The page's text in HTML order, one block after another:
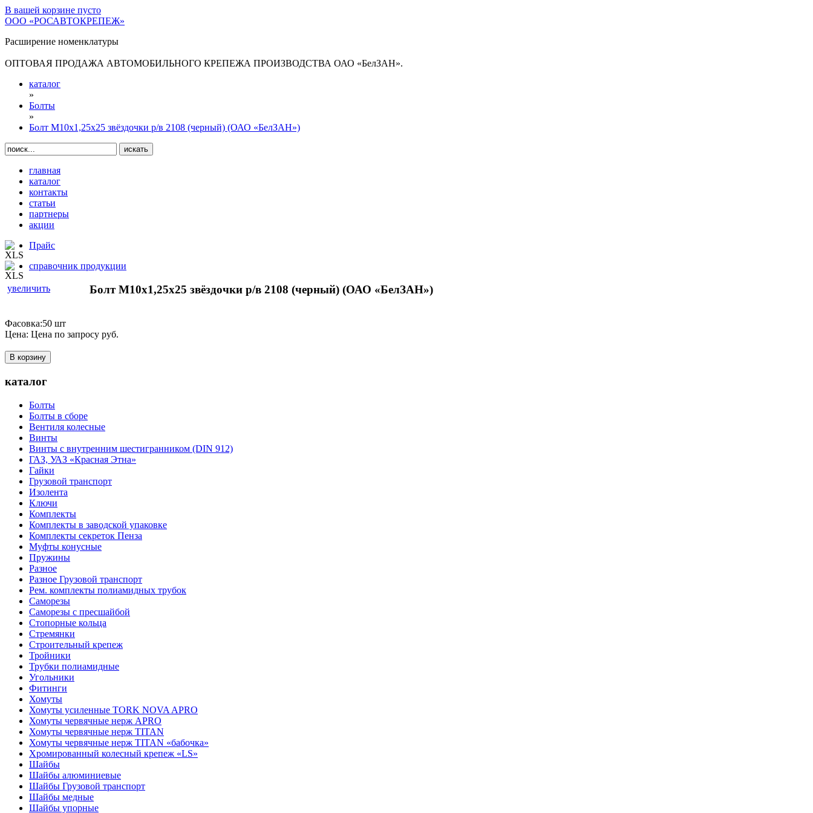
В вашей корзине пусто
ООО «РОСАВТОКРЕПЕЖ»
Расширение номенклатуры
ОПТОВАЯ ПРОДАЖА АВТОМОБИЛЬНОГО КРЕПЕЖА ПРОИЗВОДСТВА ОАО «БелЗАН».
каталог
»
Болты
»
Болт М10х1,25х25 звёздочки р/в 2108 (черный) (ОАО «БелЗАН»)
главная
каталог
контакты
статьи
партнеры
акции
Прайс
справочник продукции
увеличить Болт М10х1,25х25 звёздочки р/в 2108 (черный) (ОАО «БелЗАН»)
Фасовка:50 шт
Цена: Цена по запросу руб.
В корзину
каталог
Болты
Болты в сборе
Вентиля колесные
Винты
Винты с внутренним шестигранником (DIN 912)
ГАЗ, УАЗ «Красная Этна»
Гайки
Грузовой транспорт
Изолента
Ключи
Комплекты
Комплекты в заводской упаковке
Комплекты секреток Пенза
Муфты конусные
Пружины
Разное
Разное Грузовой транспорт
Рем. комплекты полиамидных трубок
Саморезы
Саморезы с пресшайбой
Стопорные кольца
Стремянки
Строительный крепеж
Тройники
Трубки полиамидные
Угольники
Фитинги
Хомуты
Хомуты усиленные TORK NOVA APRO
Хомуты червячные нерж APRO
Хомуты червячные нерж TITAN
Хомуты червячные нерж TITAN «бабочка»
Хромированный колесный крепеж «LS»
Шайбы
Шайбы алюминиевые
Шайбы Грузовой транспорт
Шайбы медные
Шайбы упорные